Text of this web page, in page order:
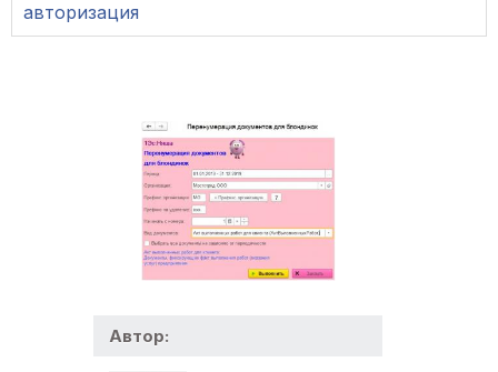
авторизация
Автор: